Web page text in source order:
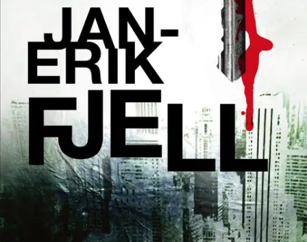
New York 1960-luku Nuori mies Vincent Giordano korotetaan
uusiin asemiin Locatellin mafiaperheessä. Hänen on näytettävä,
mihin hän todella pystyy. Ensimmäinen tehtävä on tappaa ilmiantaja.
Tapahtuu nyt Norjassa Fredrikstanissa löydetään kaupungin rikkain
mies murhattuna. Teko kuohuttaa kaikkia. Tutkimuksen johtoon
kutsutaan rikospoliisista Anton Brekke - peloton ja häikäilemätön
peluri niin pokeripöydässä kuin poliisiorganisaatiossa.
Ominaisuudet
Oletko tyytyväinen tuotetietoihin?